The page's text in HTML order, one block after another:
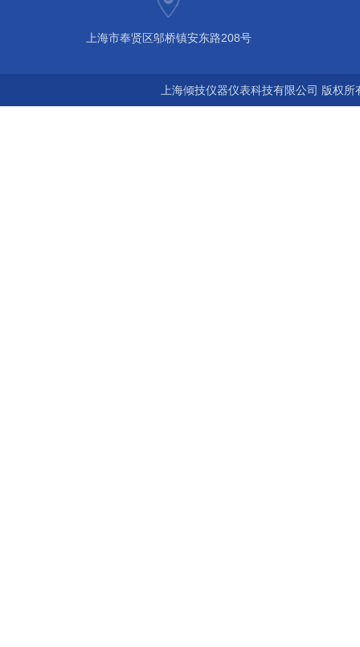
上海市奉贤区邬桥镇安东路208号
上海倾技仪器仪表科技有限公司 版权